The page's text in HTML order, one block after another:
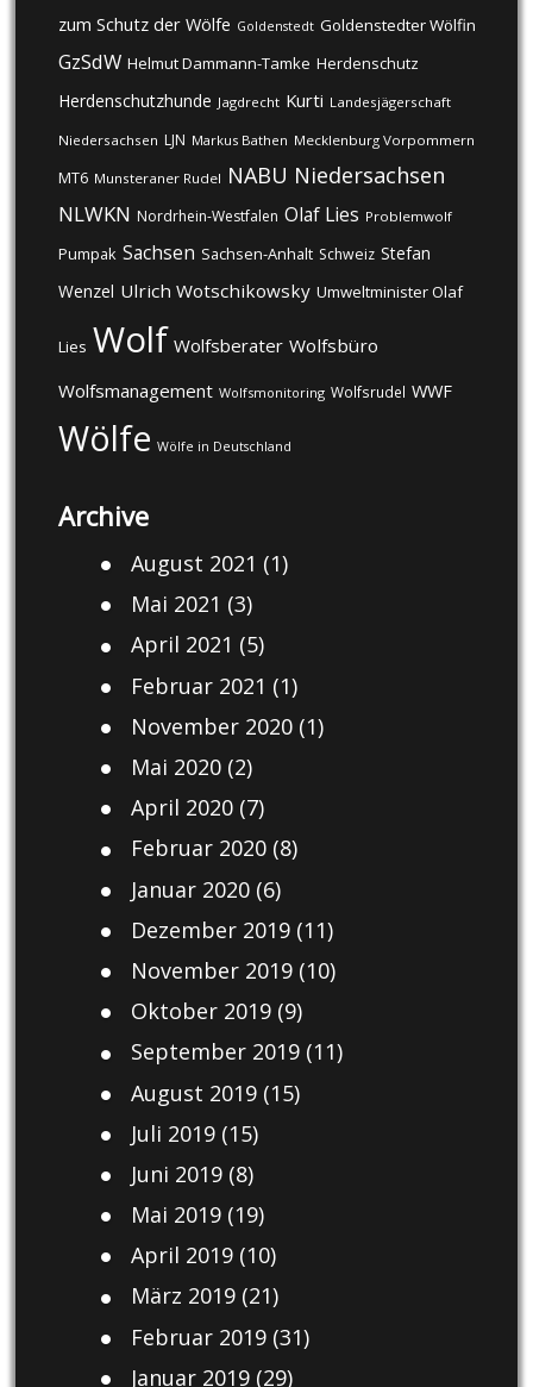
zum Schutz der Wölfe Goldenstedt Goldenstedter Wölfin
GzSdW Helmut Dammann-Tamke Herdenschutz
Herdenschutzhunde Jagdrecht Kurti Landesjägerschaft
Niedersachsen LJN Markus Bathen Mecklenburg Vorpommern
MT6 Munsteraner Rudel NABU Niedersachsen
NLWKN Nordrhein-Westfalen Olaf Lies Problemwolf
Pumpak Sachsen Sachsen-Anhalt Schweiz Stefan
Wenzel Ulrich Wotschikowsky Umweltminister Olaf
Lies Wolf Wolfsberater Wolfsbüro
Wolfsmanagement Wolfsmonitoring Wolfsrudel WWF
Wölfe Wölfe in Deutschland
Archive
August 2021 (1)
Mai 2021 (3)
April 2021 (5)
Februar 2021 (1)
November 2020(1)
Mai 2020(2)
April 2020(7)
Februar 2020(8)
Januar 2020(6)
Dezember 2019(11)
November 2019(10)
Oktober 2019(9)
September 2019(11)
August 2019(15)
Juli 2019(15)
Juni 2019(8)
Mai 2019(19)
April 2019(10)
März 2019(21)
Februar 2019(31)
Januar 2019(29)